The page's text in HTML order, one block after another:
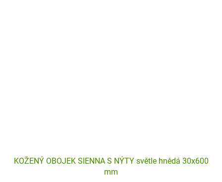
KOŽENÝ OBOJEK SIENNA S NÝTY světle hnědá 30x600
mm